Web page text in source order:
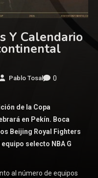
Y Calendario
Pablo Tosal 0
de la Copa
en Pekín. Boca
Beijing Royal Fighters
selecto NBA G
al número de equipos